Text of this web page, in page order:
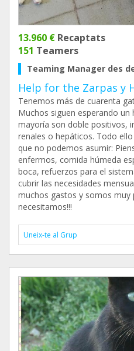
13.960 € Recaptats
151 Teamers
Teaming Manager des
Help for the Zarpas y
Tenemos más de cuarenta
Muchos siguen esperando un
mayoría son doble positivos,
renales o hepáticos. Todo
que no podemos asumir:
enfermos, comida húmeda
boca, refuerzos para el
cubrir las necesidades
muchos gastos y somos
necesitamos!!!
Uneix-te al Grup